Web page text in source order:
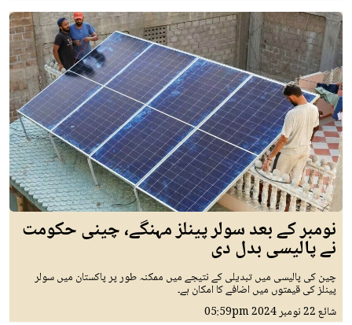
نومبر کے بعد سولر پینلز مہنگے، چینی حکومت
نے پالیسی بدل دی
چین کی پالیسی میں تبدیلی کے نتیجے میں ممکنہ طور پر پاکستان میں سولر
پینلز کی قیمتوں میں اضافے کا امکان ہے۔
شائع22 نومبر 2024 05:59pm